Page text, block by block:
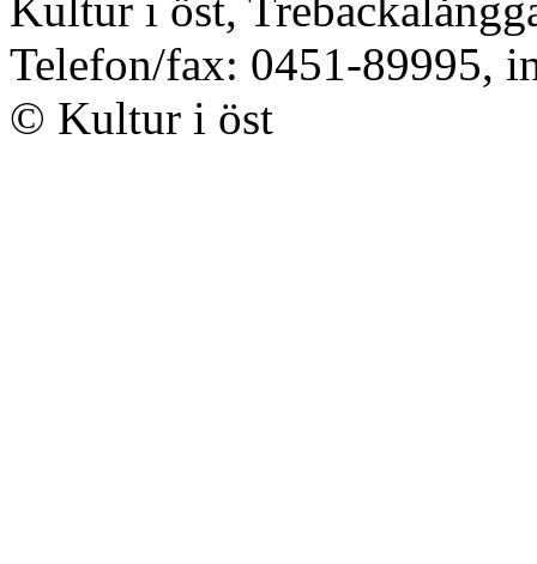
Telefon/fax: 0451-89995,
© Kultur i öst